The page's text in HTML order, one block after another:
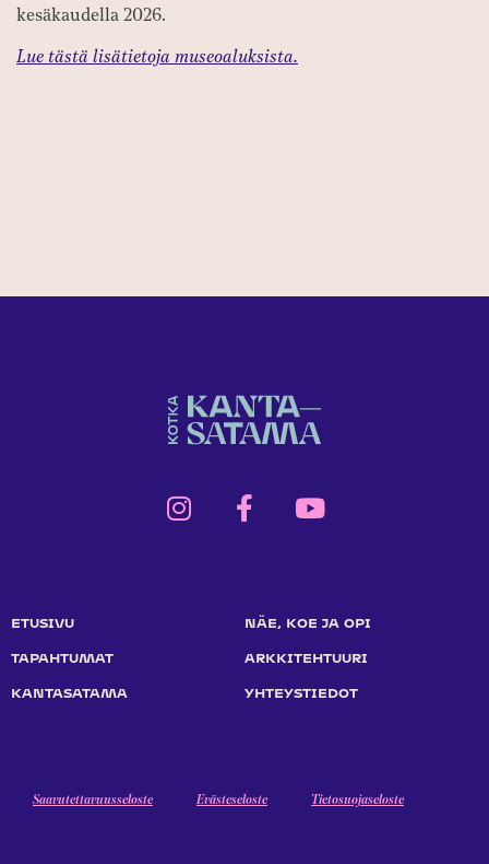
kesäkaudella 2026.
Lue tästä lisätietoja museoaluksista.
ETUSIVU NÄE, KOE JA OPI
TAPAHTUMAT ARKKITEHTUURI
KANTASATAMA YHTEYSTIEDOT
Saavutettavuusseloste Evästeseloste Tietosuojaseloste